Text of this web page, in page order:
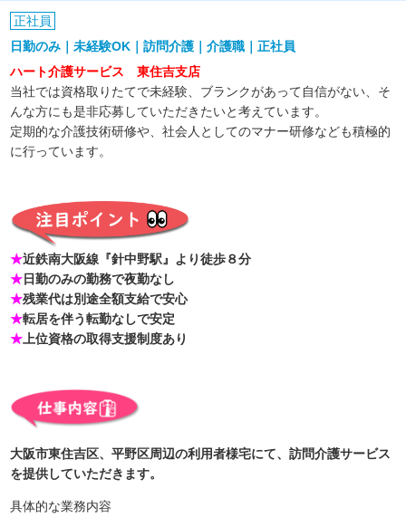
正社員
日勤のみ｜未経験OK｜訪問介護｜介護職｜正社員
ハート介護サービス 東住吉支店
当社では資格取りたてで未経験、ブランクがあって自信がない、そ
んな方にも是非応募していただきたいと考えています。
定期的な介護技術研修や、社会人としてのマナー研修なども積極的
に行っています。
★近鉄南大阪線『針中野駅』より徒歩８分
★日勤のみの勤務で夜勤なし
★残業代は別途全額支給で安心
★転居を伴う転勤なしで安定
★ 上位資格の取得支援制度あり
大阪市東住吉区、平野区周辺の利用者様宅にて、訪問介護サービス
を提供していただきます。
具体的な業務内容